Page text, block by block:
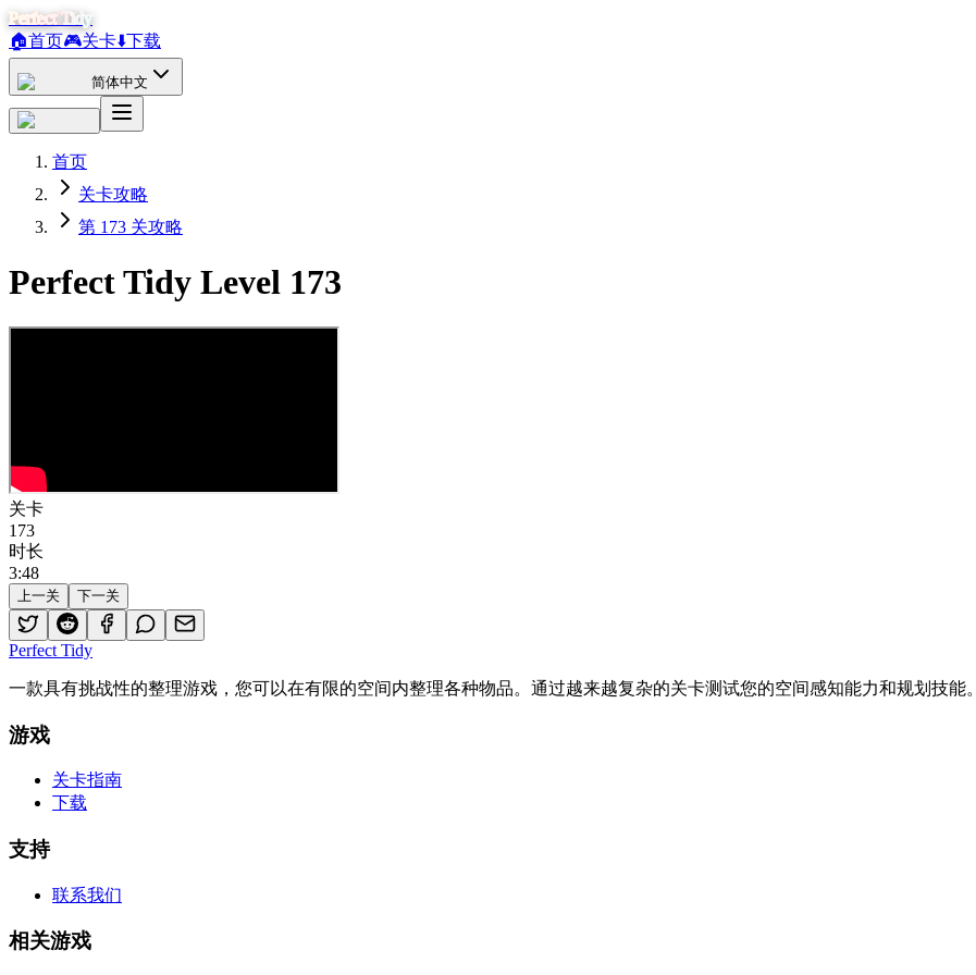
Perfect Tidy
🏠首页🎮关卡⬇️下载
简体中文
首页
关卡攻略
第 173 关攻略
Perfect Tidy Level 173
关卡
173
时长
3:48
上一关 下一关
Perfect Tidy
一款具有挑战性的整理游戏，您可以在有限的空间内整理各种物品。通过越来越复杂的关卡测试您的空间感知能力和规划技能。
游戏
关卡指南
下载
支持
联系我们
相关游戏